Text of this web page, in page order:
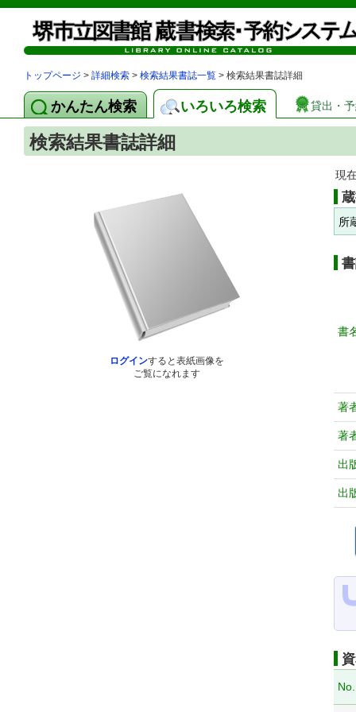
トップページ > 詳細検索 > 検索結果書誌一覧 > 検索結果書誌詳細
かんたん検索 いろいろ検索 貸出・
検索結果書誌詳細
ログインすると表紙画像を
ご覧になれます
現
所
書
著
著
出
出
No.